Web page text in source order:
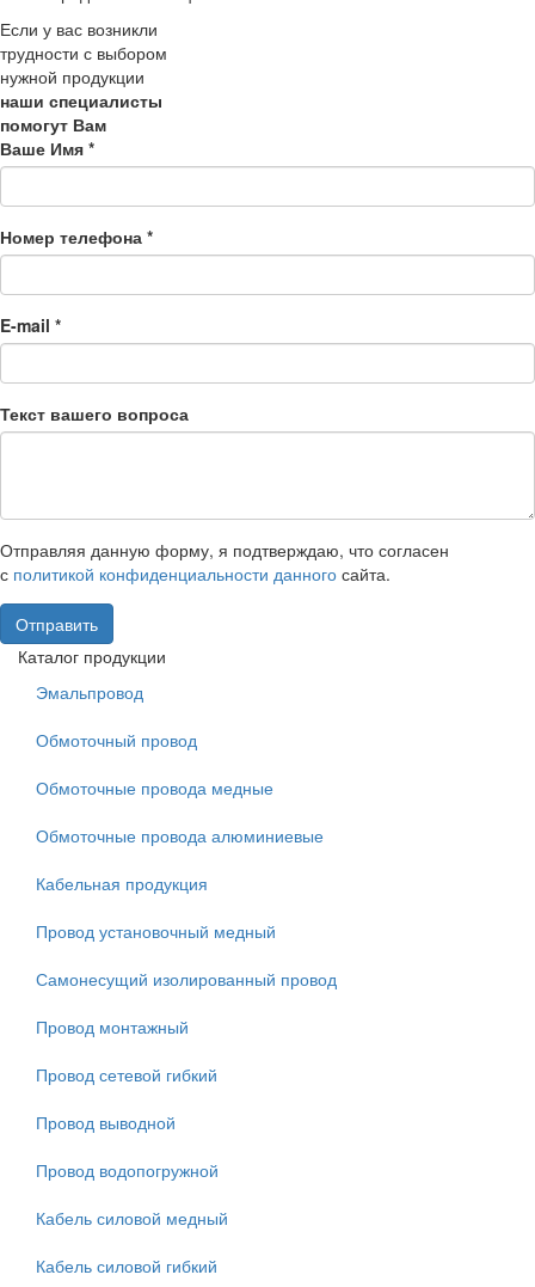
Если у вас возникли
трудности с выбором
нужной продукции
наши специалисты
помогут Вам
Ваше Имя *
Номер телефона *
E-mail *
Текст вашего вопроса
Отправляя данную форму, я подтверждаю, что согласен
с политикой конфиденциальности данного сайта.
Отправить
Каталог продукции
Эмальпровод
Обмоточный провод
Обмоточные провода медные
Обмоточные провода алюминиевые
Кабельная продукция
Провод установочный медный
Самонесущий изолированный провод
Провод монтажный
Провод сетевой гибкий
Провод выводной
Провод водопогружной
Кабель силовой медный
Кабель силовой гибкий